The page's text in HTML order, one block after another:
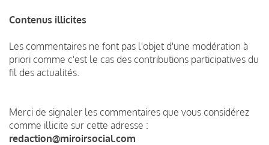
Contenus illicites
Les commentaires ne font pas l'objet d'une modération à
priori comme c'est le cas des contributions participatives du
fil des actualités.
Merci de signaler les commentaires que vous considérez
comme illicite sur cette adresse :
redaction@miroirsocial.com